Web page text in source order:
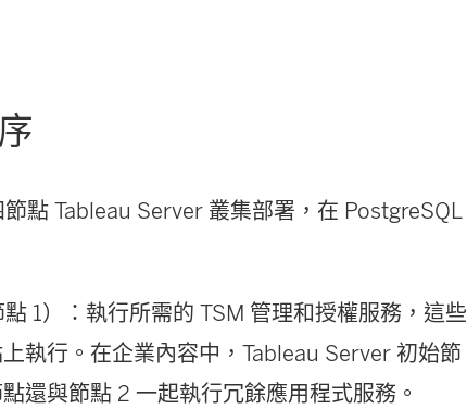
點 Tableau Server 叢集部署，在 PostgreSQL
1）：執行所需的 TSM 管理和授權服務，這些
執行。在企業內容中，Tableau Server 初始節
還與節點 2 一起執行冗餘應用程式服務。